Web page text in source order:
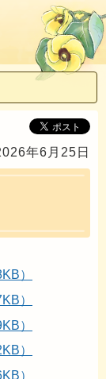
年6月25日
）
）
）
）
）